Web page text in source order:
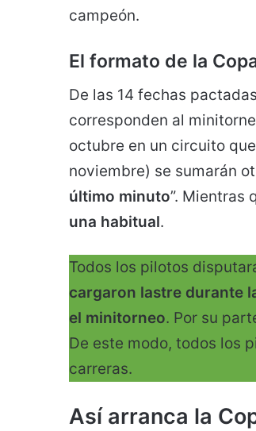
campeón.
El formato de la
De las 14 fechas
corresponden al
octubre en un circuito
noviembre) se sumarán
último minuto”. Mientras
una habitual.
Todos los pilotos
cargaron lastre durante
el minitorneo. Por su
De este modo, todos los
carreras.
Así arranca la